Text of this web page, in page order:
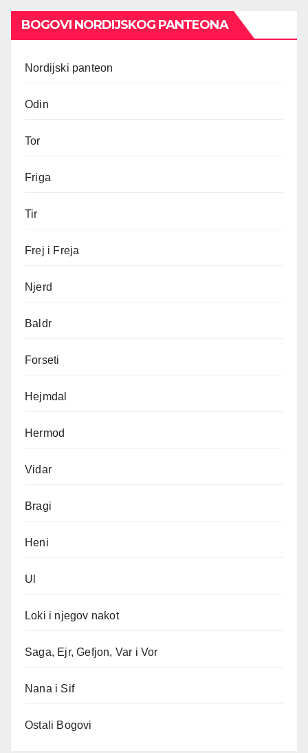
BOGOVI NORDIJSKOG PANTEONA
Nordijski panteon
Odin
Tor
Friga
Tir
Frej i Freja
Njerd
Baldr
Forseti
Hejmdal
Hermod
Vidar
Bragi
Heni
Ul
Loki i njegov nakot
Saga, Ejr, Gefjon, Var i Vor
Nana i Sif
Ostali Bogovi